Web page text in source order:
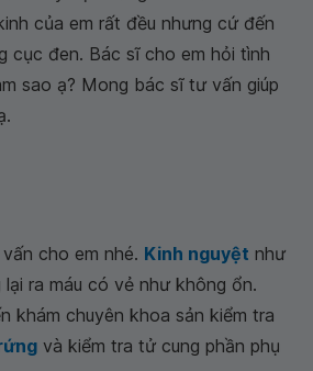
của em rất đều nhưng cứ đến
cục đen. Bác sĩ cho em hỏi tình
sao ạ? Mong bác sĩ tư vấn giúp
cho em nhé. Kinh nguyệt như
lại ra máu có vẻ như không ổn.
khám chuyên khoa sản kiểm tra
và kiểm tra tử cung phần phụ